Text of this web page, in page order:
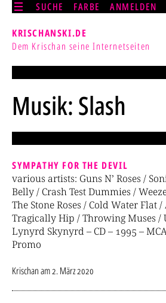
SUCHE FARBE ANMELDEN
KRISCHANSKI.DE
Dem Krischan seine Internetseiten
Musik: Slash
SYMPATHY FOR THE DEVIL
various artists: Guns N’ Roses /
Belly / Crash Test Dummies /
The Stone Roses / Cold Water Flat
Tragically Hip / Throwing Muses /
Lynyrd Skynyrd – CD – 1995 –
Promo
Krischanam2. März 2020